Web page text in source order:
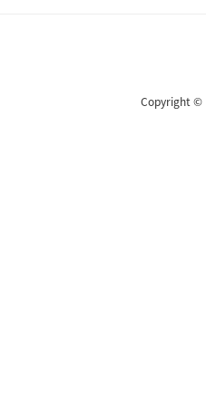
Copyright ©